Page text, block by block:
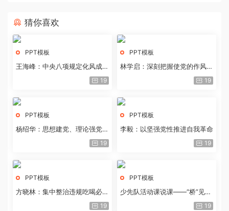
猜你喜欢
PPT模板
王海峰：中央八项规定化风成俗
19
PPT模板
林学启：深刻把握使党的作风全
19
PPT模板
杨绍华：思想建党、理论强党的
19
PPT模板
李毅：以坚强党性推进自我革命
19
PPT模板
方晓林：集中整治违规吃喝必须
19
PPT模板
少先队活动课说课——“桥”见中
19